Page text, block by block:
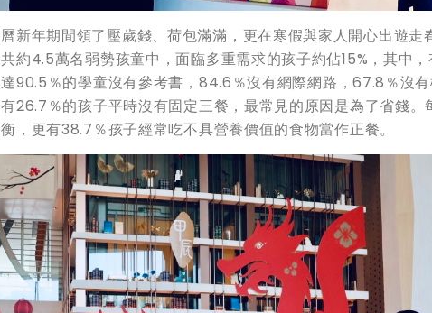
新年期間領了壓歲錢、荷包滿滿，更在寒假與家人開心出遊走
約4.5萬名弱勢孩童中，面臨多重需求的孩子約佔15%，其中
90.5％的學童沒有參考書，84.6％沒有網際網路，67.8％沒
26.7％的孩子平時沒有固定三餐，最常見的原因是為了省錢。
，更有38.7％孩子經常吃不具營養價值的食物當作正餐。